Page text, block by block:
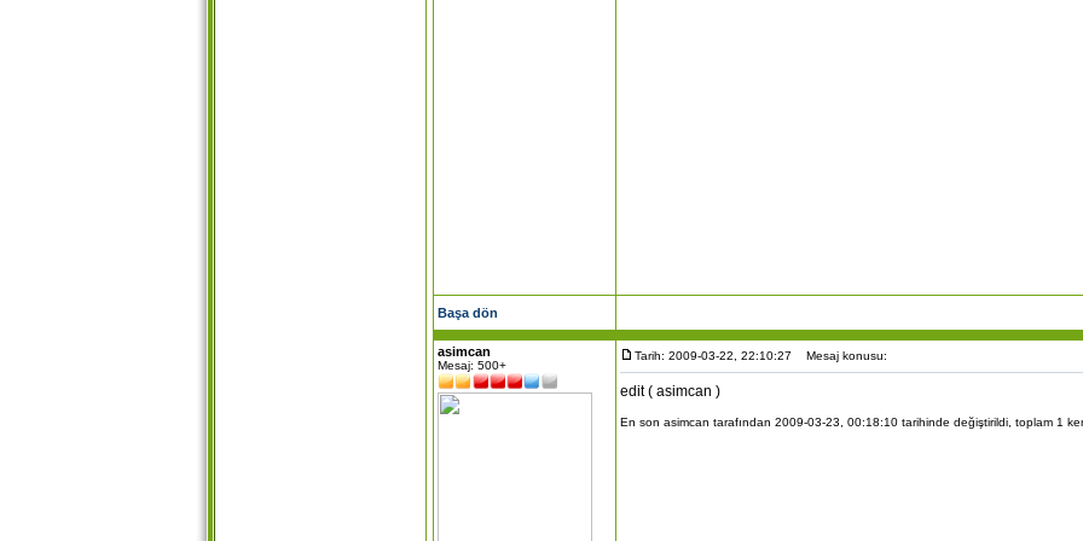
Başa dön
asimcan
Mesaj: 500+
Tarih: 2009-03-22, 22:10:27 Mesaj konusu:
edit ( asimcan )
En son asimcan tarafından 2009-03-23, 00:18:10 tarihinde değiştirildi, toplam 1